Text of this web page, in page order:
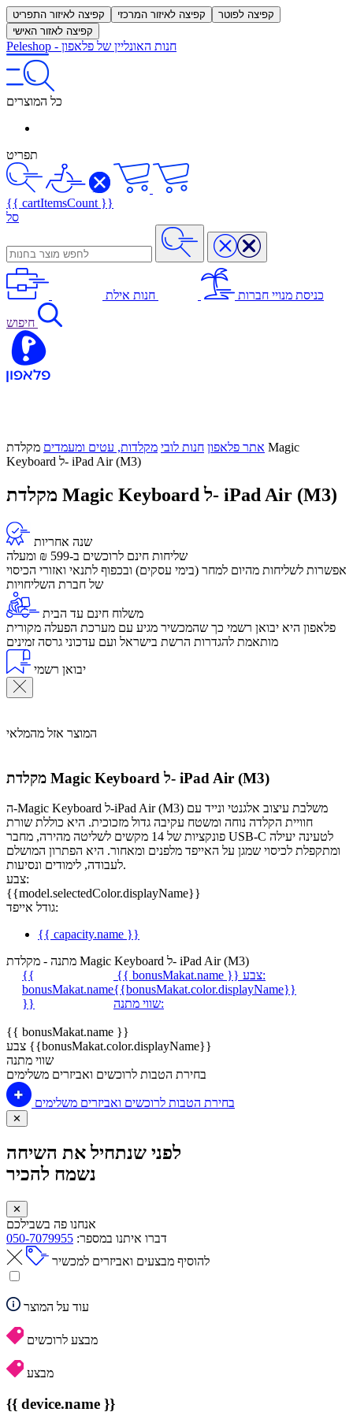
קפיצה לאיזור התפריט קפיצה לאיזור המרכזי
קפיצה לפוטר
קפיצה לאזור האישי
Peleshop - חנות האונליין של פלאפון
כל המוצרים
תפריט
{{ cartItemsCount }}
סל
כניסת מנויי חברות חנות אילת
חיפוש
אתר פלאפון חנות לובי מקלדות, עטים ומעמדים מקלדת Magic
Keyboard ל- iPad Air (M3)
מקלדת Magic Keyboard ל- iPad Air (M3)
שנה אחריות
שליחות חינם לרוכשים ב-599 ₪ ומעלה
​אפשרות לשליחות מהיום למחר (בימי עסקים) ובכפוף לתנאי ואזורי הכיסוי
של חברת השליחויות
משלוח חינם עד הבית
פלאפון היא יבואן רשמי כך שהמכשיר מגיע עם מערכת הפעלה מקורית
מותאמת להגדרות הרשת בישראל ועם עדכוני גרסה זמינים
יבואן רשמי
המוצר אזל מהמלאי
מקלדת Magic Keyboard ל- iPad Air (M3)
ה-Magic Keyboard ל-iPad Air (M3) משלבת עיצוב אלגנטי ונייד עם
חוויית הקלדה נוחה ומשטח עקיבה גדול מזכוכית. היא כוללת שורת
פונקציות של 14 מקשים לשליטה מהירה, מחבר USB-C לטעינה יעילה
ומתקפלת לכיסוי שמגן על האייפד מלפנים ומאחור. היא הפתרון המושלם
לעבודה, לימודים ונסיעות.
צבע:
{{model.selectedColor.displayName}}
גודל אייפד:
{{ capacity.name }}
מתנה - מקלדת Magic Keyboard ל- iPad Air (M3)
{{
bonusMakat.name
}}
{{ bonusMakat.name }}
צבע:
{{bonusMakat.color.displayName}}
שווי מתנה:
{{ bonusMakat.name }}
צבע {{bonusMakat.color.displayName}}
שווי מתנה
בחירת הטבות לרוכשים ואביזרים משלימים
בחירת הטבות לרוכשים ואביזרים משלימים
✕
לפני שנתחיל את השיחה
נשמח להכיר
✕
אנחנו פה בשבילכם
דברו איתנו במספר: 050-7079955
להוסיף מבצעים ואביזרים למכשיר
עוד על המוצר
מבצע לרוכשים
מבצע
{{ device.name }}